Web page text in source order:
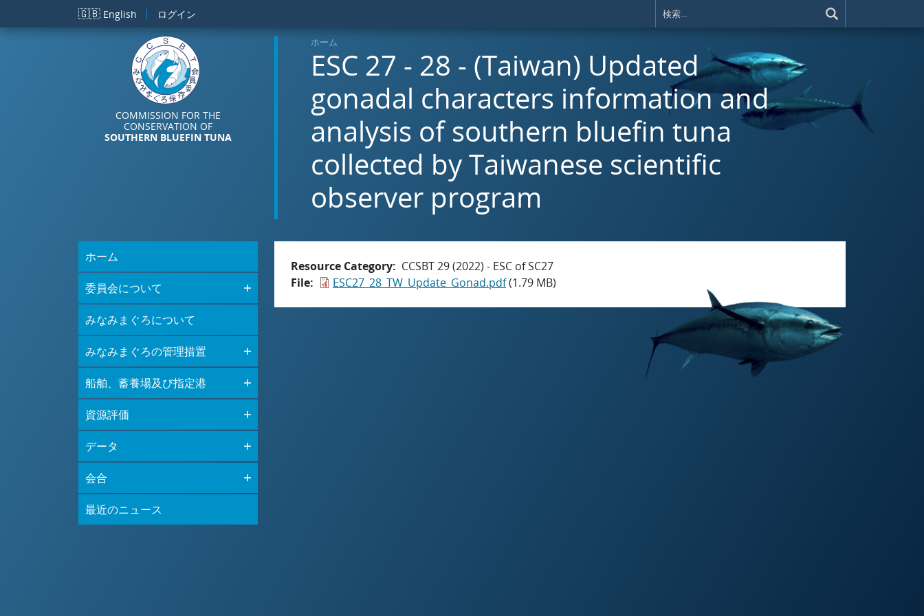
メインコンテンツに移動
🇬🇧 English ログイン
COMMISSION FOR THE
CONSERVATION OF
SOUTHERN BLUEFIN TUNA
ホーム
ESC 27 - 28 - (Taiwan) Updated
gonadal characters information and
analysis of southern bluefin tuna
collected by Taiwanese scientific
observer program
ホーム
委員会について
みなみまぐろについて
みなみまぐろの管理措置
船舶、蓄養場及び指定港
資源評価
データ
会合
最近のニュース
Resource Category
CCSBT 29 (2022) - ESC of SC27
File
ESC27_28_TW_Update_Gonad.pdf(1.79 MB)